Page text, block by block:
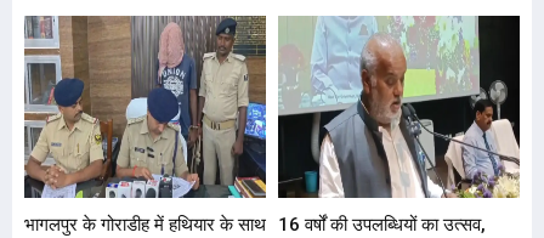
भागलपुर के गोराडीह में हथियार के साथ
16 वर्षों की उपलब्धियों का उत्सव,